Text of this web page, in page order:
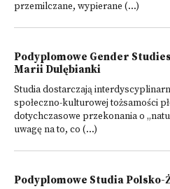
przemilczane, wypierane (...)
Podyplomowe Gender
Marii Dulębianki
Studia dostarczają
społeczno-kulturowej tożsamości
dotychczasowe przekonania o
uwagę na to, co (...)
Podyplomowe Studia Polsko-